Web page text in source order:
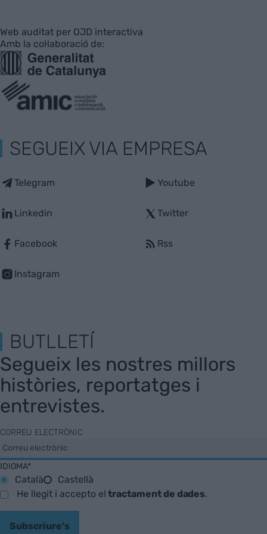
Web auditat per OJD interactiva
Amb la col·laboració de:
SEGUEIX VIA EMPRESA
Telegram
Linkedin
Facebook
Instagram
Youtube
Twitter
Rss
BUTLLETÍ
Segueix les nostres millors
històries, reportatges i
entrevistes.
CORREU ELECTRÒNIC
IDIOMA*
Català
Castellà
He llegit i accepto eltractament de dades.
Subscriure's